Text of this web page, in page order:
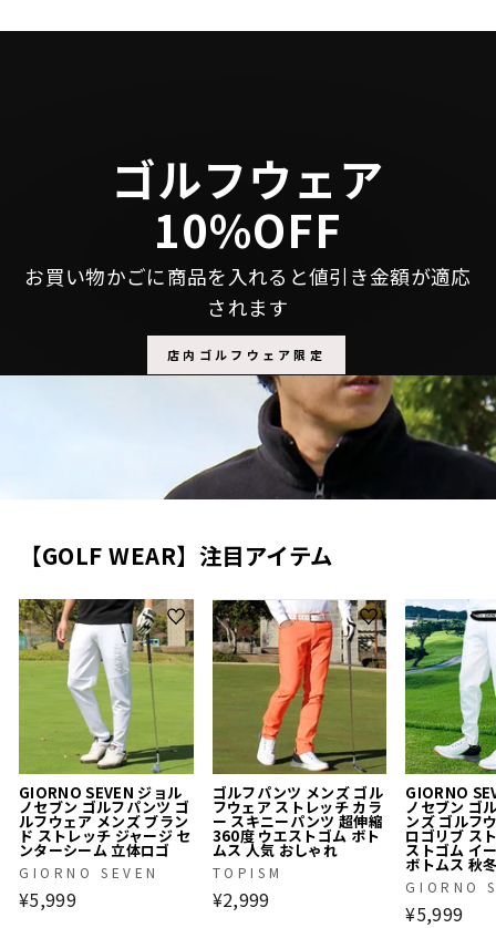
ゴルフウェア
10%OFF
お買い物かごに商品を入れると値引き金額が適応
されます
店内ゴルフウェア限定
【GOLF WEAR】注目アイテム
GIORNO SEVEN ジョル
ノセブン ゴルフパンツ ゴ
ルフウェア メンズ ブラン
ド ストレッチ ジャージ セ
ンターシーム 立体ロゴ
GIORNO SEVEN
¥5,999
ゴルフパンツ メンズ ゴル
フウェア ストレッチ カラ
ー スキニーパンツ 超伸縮
360度 ウエストゴム ボト
ムス 人気 おしゃれ
TOPISM
¥2,999
GIORNO
ノセブン ゴ
ンズ ゴルフ
ロゴリブ ス
ストゴム イ
ボトムス 秋
GIORNO
¥5,999